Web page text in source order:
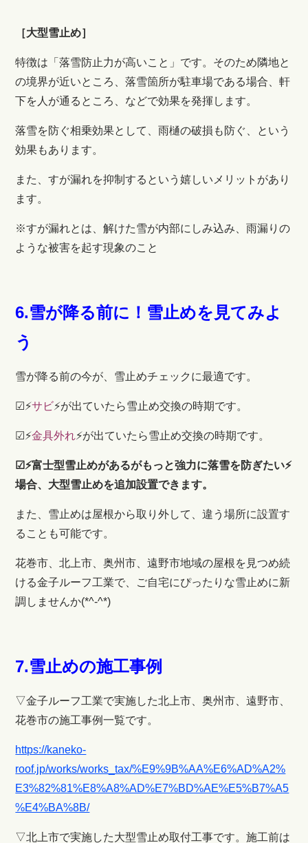
［大型雪止め］
特徴は「落雪防止力が高いこと」です。そのため隣地と
の境界が近いところ、落雪箇所が駐車場である場合、軒
下を人が通るところ、などで効果を発揮します。
落雪を防ぐ相乗効果として、雨樋の破損も防ぐ、という
効果もあります。
また、すが漏れを抑制するという嬉しいメリットがあり
ます。
※すが漏れとは、解けた雪が内部にしみ込み、雨漏りの
ような被害を起す現象のこと
6.雪が降る前に！雪止めを見てみよ
う
雪が降る前の今が、雪止めチェックに最適です。
☑⚡サビ⚡が出ていたら雪止め交換の時期です。
☑⚡金具外れ⚡が出ていたら雪止め交換の時期です。
☑⚡富士型雪止めがあるがもっと強力に落雪を防ぎたい⚡
場合、大型雪止めを追加設置できます。
また、雪止めは屋根から取り外して、違う場所に設置す
ることも可能です。
花巻市、北上市、奥州市、遠野市地域の屋根を見つめ続
ける金子ルーフ工業で、ご自宅にぴったりな雪止めに新
調しませんか(*^-^*)
7.雪止めの施工事例
▽金子ルーフ工業で実施した北上市、奥州市、遠野市、
花巻市の施工事例一覧です。
https://kaneko-
roof.jp/works/works_tax/%E9%9B%AA%E6%AD%A2%
E3%82%81%E8%A8%AD%E7%BD%AE%E5%B7%A5
%E4%BA%8B/
▽北上市で実施した大型雪止め取付工事です。施工前は